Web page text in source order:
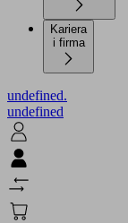
Kariera
i firma
undefined.
undefined